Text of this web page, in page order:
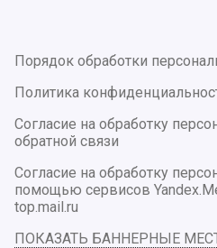
Порядок обработки
Политика
Согласие на обработку
обратной связи
Согласие на обработку
помощью сервисов
top.mail.ru
ПОКАЗАТЬ БАННЕРНЫЕ